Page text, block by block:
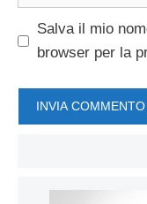
Salva il mio
browser per la